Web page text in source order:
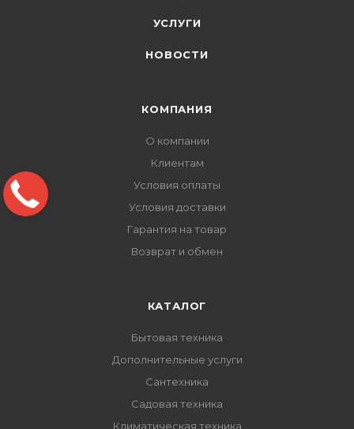
УСЛУГИ
НОВОСТИ
КОМПАНИЯ
О компании
Клиентам
Условия оплаты
Условия доставки
Гарантия на товар
Возврат и обмен
КАТАЛОГ
Бытовая техника
Дополнительные услуги
Сантехника
Садовая техника
Климатическая техника